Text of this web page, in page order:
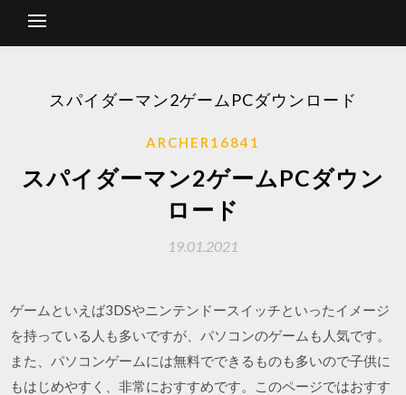
スパイダーマン2ゲームPCダウンロード
ARCHER16841
スパイダーマン2ゲームPCダウン
ロード
19.01.2021
ゲームといえば3DSやニンテンドースイッチといったイメージ
を持っている人も多いですが、パソコンのゲームも人気です。
また、パソコンゲームには無料でできるものも多いので子供に
もはじめやすく、非常におすすめです。このページではおすす